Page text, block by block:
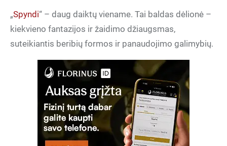
„Spyndi“ – daug daiktų viename. Tai baldas dėlionė –
kiekvieno fantazijos ir žaidimo džiaugsmas,
suteikiantis beribių formos ir panaudojimo galimybių.